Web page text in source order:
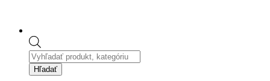
Products
search
Hľadať